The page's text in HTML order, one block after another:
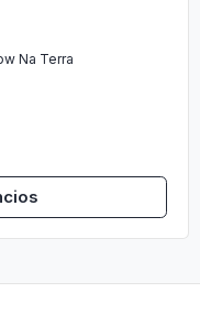
Na Terra